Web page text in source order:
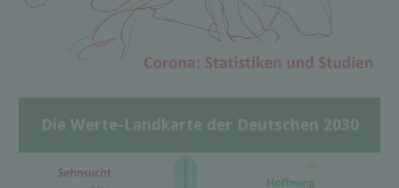
Die Werte-Landkarte der Deutschen 2030